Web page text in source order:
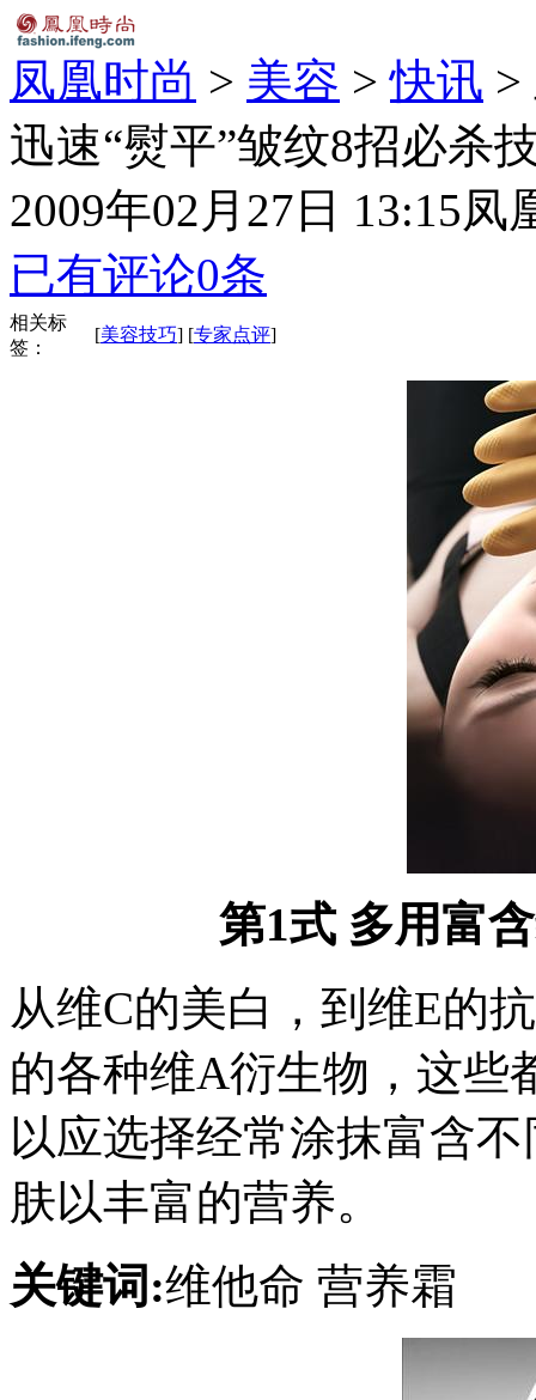
凤凰时尚 > 美容 >快讯 >
迅速“熨平”皱纹8招必杀
2009年02月27日 13:15凤
已有评论0条
相关标
签：
[美容技巧] [专家点评]
第1式 多用富
从维C的美白，到维E的
的各种维A衍生物，这些
以应选择经常涂抹富含
肤以丰富的营养。
关键词:维他命 营养霜